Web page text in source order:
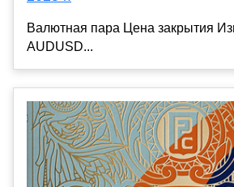
Валютная пара Цена закрытия
AUDUSD...